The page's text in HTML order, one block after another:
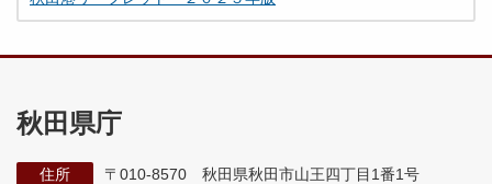
秋田県庁
住所
〒010-8570 秋田県秋田市山王四丁目1番1号